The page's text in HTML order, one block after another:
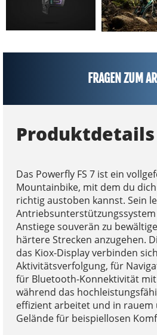
FRAGEN ZUM
Produktdetails
Das Powerfly FS 7 ist ein
Mountainbike, mit dem du
richtig austoben kannst. Sein
Anstiege souverän zu
härtere Strecken anzugehen.
das Kiox-Display verbinden
Aktivitätsverfolgung, für
für Bluetooth-Konnektivität mit
während das
effizient arbeitet und in
Gelände für beispiellosen